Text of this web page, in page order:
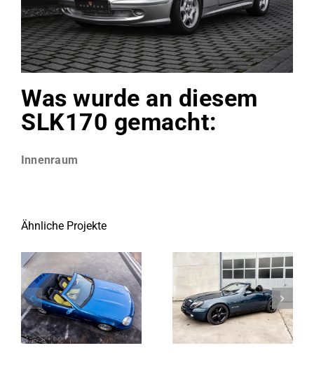
Was wurde an diesem
SLK170 gemacht:
Innenraum
Ähnliche Projekte